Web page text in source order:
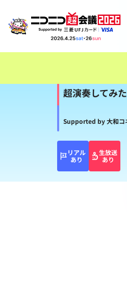
超演奏してみた
Supported by 大和コ
リアル
あり
生放送
あり